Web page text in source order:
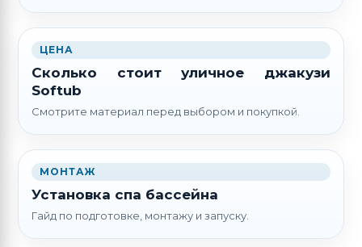
ЦЕНА
Сколько стоит уличное джакузи
Softub
Смотрите материал перед выбором и покупкой.
МОНТАЖ
Установка спа бассейна
Гайд по подготовке, монтажу и запуску.